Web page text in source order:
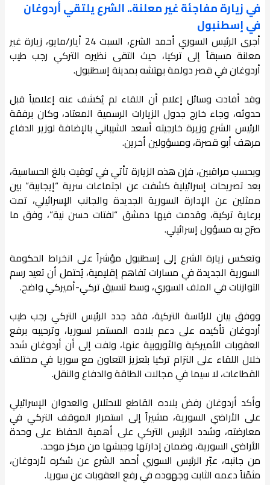
في زيارة مفاجئة غير معلنة.. الشرع يلتقي أردوغان
في إسطنبول
أجرى الرئيس السوري أحمد الشرع، السبت 24 أيار/مايو، زيارة غير
معلنة مسبقاً إلى تركيا، حيث التقى نظيره التركي رجب طيب
أردوغان في قصر دولمة بهتشه بمدينة إسطنبول.
وقد أفادت وسائل إعلام أن اللقاء لم يُكشف عنه إعلامياً قبل
حدوثه، وجاء خارج جدول الزيارات الرسمية المعتاد، وكان برفقة
الرئيس الشرع وزيرة خارجيته أسعد الشيباني بالإضافة لوزير الدفاع
مرهف أبو قصرة، ومسؤولين أخرين.
وبحسب مراقبين، فإن هذه الزيارة تأتي في توقيت بالغ الحساسية،
بعد تصريحات إسرائيلية كشفت عن اجتماعات سرية “إيجابية” بين
ممثلين عن الإدارة السورية الجديدة والجانب الإسرائيلي، تمت
برعاية تركية، وقدمت فيها دمشق “لفتات حسن نية”، وفق ما
صرّح به مسؤول إسرائيلي.
وتعكس زيارة الشرع إلى إسطنبول مؤشراً على انخراط الحكومة
السورية الجديدة في مسارات تفاهم إقليمية، يُحتمل أن تعيد رسم
التوازنات في الملف السوري، وسط تنسيق تركي-أميركي واضح.
ووفق بيان للرئاسة التركية، فقد جدد الرئيس التركي رجب طيب
أردوغان تأكيده على دعم بلاده المستمر لسوريا، وترحيبه برفع
العقوبات الأميركية والأوروبية عنها، ولفت إلى أن أردوغان شدد
خلال اللقاء على التزام تركيا بتعزيز التعاون مع سوريا في مختلف
القطاعات، لا سيما في مجالات الطاقة والدفاع والنقل.
وأكد أردوغان رفض بلاده القاطع للاحتلال والعدوان الإسرائيلي
على الأراضي السورية، مشيراً إلى استمرار الموقف التركي في
معارضته، وشدد الرئيس التركي على أهمية الحفاظ على وحدة
الأراضي السورية، وضمان إدارتها وجيشها من مركز موحد.
من جانبه، عبّر الرئيس السوري أحمد الشرع عن شكره لأردوغان،
مثمّناً دعمه الثابت وجهوده في رفع العقوبات عن سوريا.